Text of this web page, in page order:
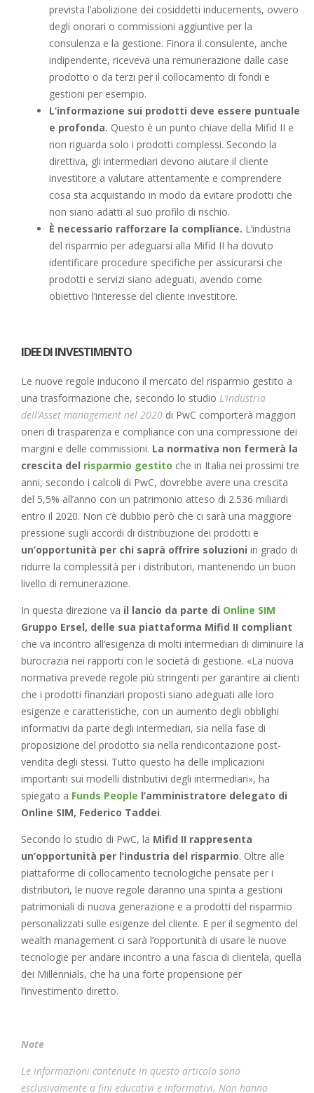
prevista l’abolizione dei cosiddetti inducements, ovvero
degli onorari o commissioni aggiuntive per la
consulenza e la gestione. Finora il consulente, anche
indipendente, riceveva una remunerazione dalle case
prodotto o da terzi per il collocamento di fondi e
gestioni per esempio.
L’informazione sui prodotti deve essere puntuale
e profonda. Questo è un punto chiave della Mifid II e
non riguarda solo i prodotti complessi. Secondo la
direttiva, gli intermediari devono aiutare il cliente
investitore a valutare attentamente e comprendere
cosa sta acquistando in modo da evitare prodotti che
non siano adatti al suo profilo di rischio.
È necessario rafforzare la compliance. L’industria
del risparmio per adeguarsi alla Mifid II ha dovuto
identificare procedure specifiche per assicurarsi che
prodotti e servizi siano adeguati, avendo come
obiettivo l’interesse del cliente investitore.
IDEE DI INVESTIMENTO
Le nuove regole inducono il mercato del risparmio gestito a
una trasformazione che, secondo lo studio L’industria
dell’Asset management nel 2020 di PwC comporterà maggiori
oneri di trasparenza e compliance con una compressione dei
margini e delle commissioni. La normativa non fermerà la
crescita del risparmio gestito che in Italia nei prossimi tre
anni, secondo i calcoli di PwC, dovrebbe avere una crescita
del 5,5% all’anno con un patrimonio atteso di 2.536 miliardi
entro il 2020. Non c’è dubbio però che ci sarà una maggiore
pressione sugli accordi di distribuzione dei prodotti e
un’opportunità per chi saprà offrire soluzioni in grado di
ridurre la complessità per i distributori, mantenendo un buon
livello di remunerazione.
In questa direzione va il lancio da parte di Online SIM
Gruppo Ersel, delle sua piattaforma Mifid II compliant
che va incontro all’esigenza di molti intermediari di diminuire la
burocrazia nei rapporti con le società di gestione. «La nuova
normativa prevede regole più stringenti per garantire ai clienti
che i prodotti finanziari proposti siano adeguati alle loro
esigenze e caratteristiche, con un aumento degli obblighi
informativi da parte degli intermediari, sia nella fase di
proposizione del prodotto sia nella rendicontazione post-
vendita degli stessi. Tutto questo ha delle implicazioni
importanti sui modelli distributivi degli intermediari», ha
spiegato a Funds People l’amministratore delegato di
Online SIM, Federico Taddei.
Secondo lo studio di PwC, la Mifid II rappresenta
un’opportunità per l’industria del risparmio. Oltre alle
piattaforme di collocamento tecnologiche pensate per i
distributori, le nuove regole daranno una spinta a gestioni
patrimoniali di nuova generazione e a prodotti del risparmio
personalizzati sulle esigenze del cliente. E per il segmento del
wealth management ci sarà l’opportunità di usare le nuove
tecnologie per andare incontro a una fascia di clientela, quella
dei Millennials, che ha una forte propensione per
l’investimento diretto.
Note
Le informazioni contenute in questo articolo sono
esclusivamente a fini educativi e informativi. Non hanno